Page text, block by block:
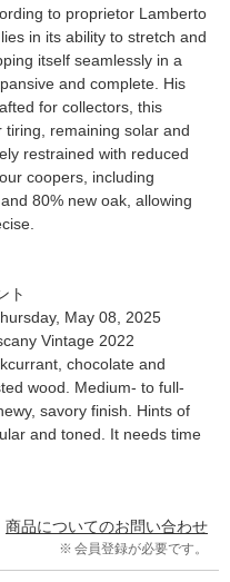
to proprietor Lamberto
in its ability to stretch and
itself seamlessly in a
and complete. His
for collectors, this
remaining solar and
restrained with reduced
coopers, including
80% new oak, allowing
ト
May 08, 2025
Vintage 2022
chocolate and
wood. Medium- to full-
savory finish. Hints of
and toned. It needs time
商品についてのお問い合わせ
会員登録が必要です。